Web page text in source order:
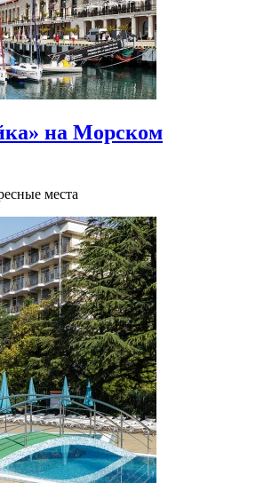
на Морском
места